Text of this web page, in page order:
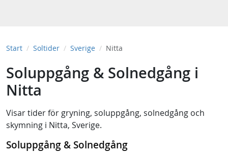
Start Soltider Sverige Nitta
Soluppgång & Solnedgång i
Nitta
Visar tider för gryning, soluppgång, solnedgång och
skymning i Nitta, Sverige.
Soluppgång & Solnedgång